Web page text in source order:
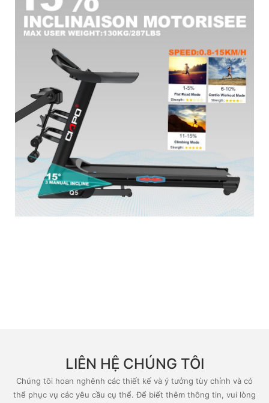
LIÊN HỆ CHÚNG TÔI
Chúng tôi hoan nghênh các thiết kế và ý tưởng tùy chỉnh và có
thể phục vụ các yêu cầu cụ thể. Để biết thêm thông tin, vui lòng